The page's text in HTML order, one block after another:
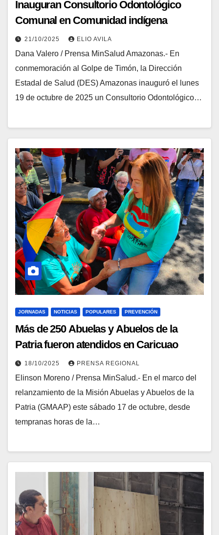
Inauguran Consultorio Odontológico
Comunal en Comunidad indígena
21/10/2025 ELIO AVILA
Dana Valero / Prensa MinSalud Amazonas.- En
conmemoración al Golpe de Timón, la Dirección
Estadal de Salud (DES) Amazonas inauguró el lunes
19 de octubre de 2025 un Consultorio Odontológico…
JORNADAS NOTICIAS POPULARES PREVENCIÓN
Más de 250 Abuelas y Abuelos de la
Patria fueron atendidos en Caricuao
18/10/2025 PRENSA REGIONAL
Elinson Moreno / Prensa MinSalud.- En el marco del
relanzamiento de la Misión Abuelas y Abuelos de la
Patria (GMAAP) este sábado 17 de octubre, desde
tempranas horas de la…